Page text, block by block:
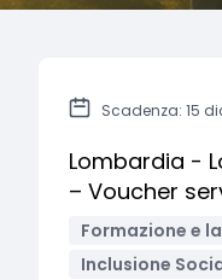
Scadenza: 15
Lombardia -
– Voucher
Formazione e
Inclusione